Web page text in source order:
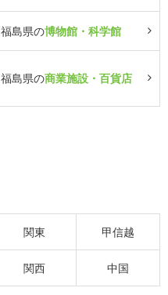
福島県の博物館・科学館
福島県の商業施設・百貨店
関東 甲信越
関西 中国